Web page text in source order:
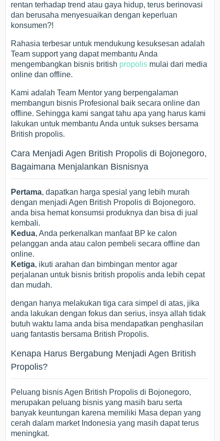
rentan terhadap trend atau gaya hidup, terus berinovasi
dan berusaha menyesuaikan dengan keperluan
konsumen?!
Rahasia terbesar untuk mendukung kesuksesan adalah
Team support yang dapat membantu Anda
mengembangkan bisnis british propolis mulai dari media
online dan offline.
Kami adalah Team Mentor yang berpengalaman
membangun bisnis Profesional baik secara online dan
offline. Sehingga kami sangat tahu apa yang harus kami
lakukan untuk membantu Anda untuk sukses bersama
British propolis.
Cara Menjadi Agen British Propolis di Bojonegoro,
Bagaimana Menjalankan Bisnisnya
Pertama, dapatkan harga spesial yang lebih murah
dengan menjadi Agen British Propolis di Bojonegoro.
anda bisa hemat konsumsi produknya dan bisa di jual
kembali.
Kedua, Anda perkenalkan manfaat BP ke calon
pelanggan anda atau calon pembeli secara offline dan
online.
Ketiga, ikuti arahan dan bimbingan mentor agar
perjalanan untuk bisnis british propolis anda lebih cepat
dan mudah.
dengan hanya melakukan tiga cara simpel di atas, jika
anda lakukan dengan fokus dan serius, insya allah tidak
butuh waktu lama anda bisa mendapatkan penghasilan
uang fantastis bersama British Propolis.
Kenapa Harus Bergabung Menjadi Agen British
Propolis?
Peluang bisnis Agen British Propolis di Bojonegoro,
merupakan peluang bisnis yang masih baru serta
banyak keuntungan karena memiliki Masa depan yang
cerah dalam market Indonesia yang masih dapat terus
meningkat.